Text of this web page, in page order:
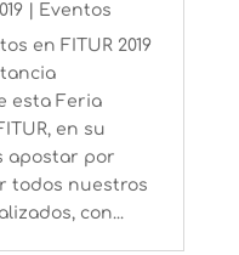
|
Eventos
en FITUR 2019
esta Feria
en su
apostar por
todos nuestros
con...